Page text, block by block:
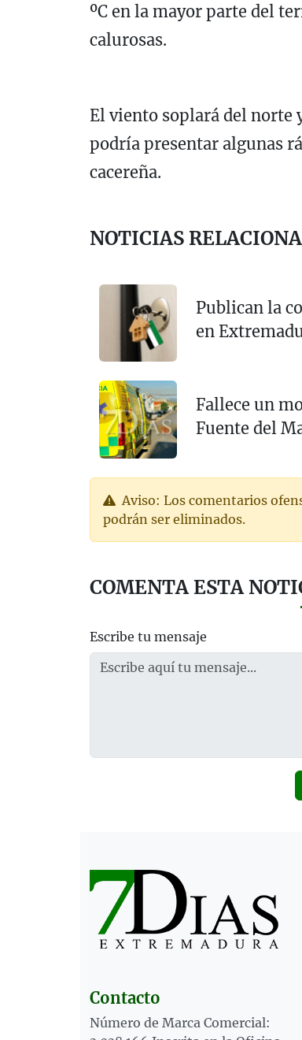
ºC en la mayor parte del
calurosas.
El viento soplará del norte
podría presentar algunas
cacereña.
NOTICIAS
Publican la
en
Fallece un
Fuente del
Aviso: Los comentarios
podrán ser eliminados.
COMENTA ESTA
Escribe tu mensaje
Contacto
Número de Marca Comercial: